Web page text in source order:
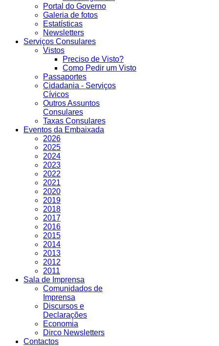
Portal do Governo
Galeria de fotos
Estatísticas
Newsletters
Serviços Consulares
Vistos
Preciso de Visto?
Como Pedir um Visto
Passaportes
Cidadania - Serviços
Cívicos
Outros Assuntos
Consulares
Taxas Consulares
Eventos da Embaixada
2026
2025
2024
2023
2022
2021
2020
2019
2018
2017
2016
2015
2014
2013
2012
2011
Sala de Imprensa
Comunidados de
Imprensa
Discursos e
Declarações
Economia
Dirco Newsletters
Contactos